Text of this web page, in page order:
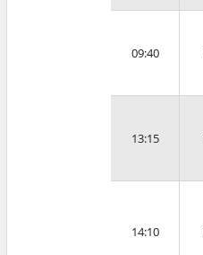
09:40
13:15
14:10